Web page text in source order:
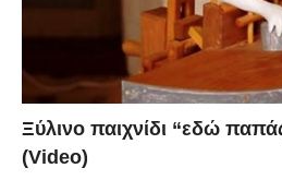
Ξύλινο παιχνίδι “εδώ
(Video)